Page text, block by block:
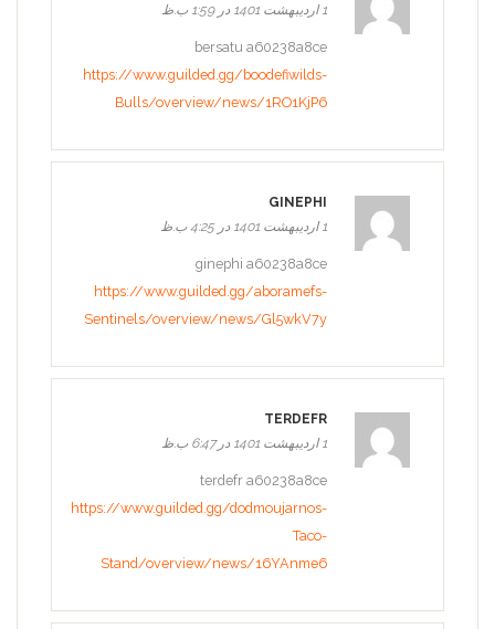
1 اردیبهشت 1401 در 1:59 ب.ظ
bersatu a60238a8ce
https://www.guilded.gg/boodefiwilds-
Bulls/overview/news/1RO1KjP6
GINEPHI
1 اردیبهشت 1401 در 4:25 ب.ظ
ginephi a60238a8ce
https://www.guilded.gg/aboramefs-
Sentinels/overview/news/Gl5wkV7y
TERDEFR
1 اردیبهشت 1401 در 6:47 ب.ظ
terdefr a60238a8ce
https://www.guilded.gg/dodmoujarnos-
Taco-
Stand/overview/news/16YAnme6